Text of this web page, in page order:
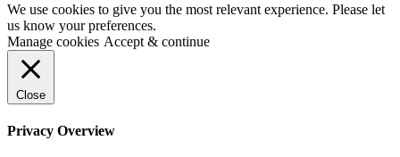
We use cookies to give you the most relevant experience. Please let
us know your preferences.
Manage cookies Accept & continue
Close
Privacy Overview